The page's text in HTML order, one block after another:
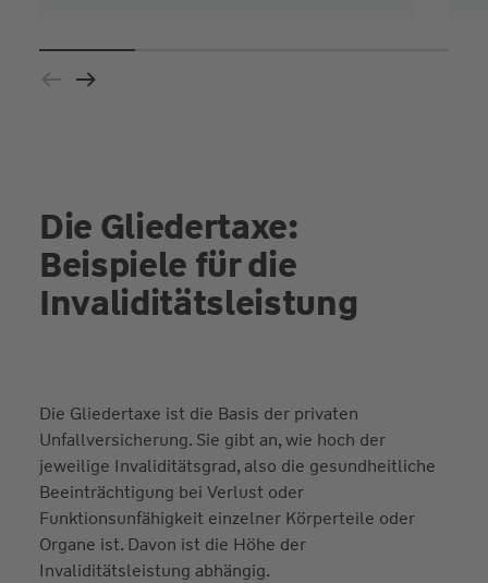
Die Gliedertaxe:
Beispiele für die
Invaliditätsleistung
Die Gliedertaxe ist die Basis der privaten
Unfallversicherung. Sie gibt an, wie hoch der
jeweilige Invaliditätsgrad, also die gesundheitliche
Beeinträchtigung bei Verlust oder
Funktionsunfähigkeit einzelner Körperteile oder
Organe ist. Davon ist die Höhe der
Invaliditätsleistung abhängig.